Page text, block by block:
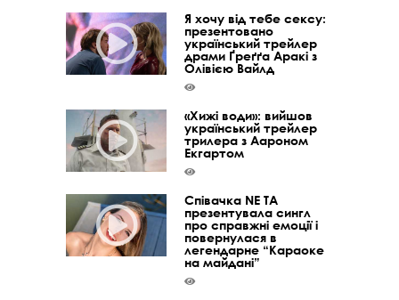
Я хочу від тебе сексу:
презентовано
український трейлер
драми Ґреґґа Аракі з
Олівією Вайлд
«Хижі води»: вийшов
український трейлер
трилера з Аароном
Екгартом
Співачка NE TA
презентувала сингл
про справжні емоції і
повернулася в
легендарне “Караоке
на майдані”